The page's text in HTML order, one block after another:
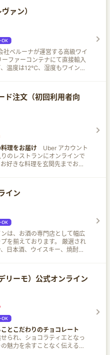
ざまなおせちをご用意しました！
ァン）
社ベルーナが運営する高級ワイ
、温度は12℃、湿度もワインの
インをお客様に提供いたしま
ド注文（初回利用者向
理をお届け Uber アカウント
のレストランにオンラインで
好きな料理を玄関先までお届
イン
は、お酒の専門店として幅広
を揃えております。 厳選され
日本酒、ウイスキー、焼酎、
・ 豊富な品揃えと専門知識に
ビスです。 世界中から厳選さ
や、日本全国の蔵元直送の日
いウイスキーなどを提供して
品の特徴を詳細に解説するほ
めの合わせ方も紹介。 初めて
心して選べるよう、わかりや
切な価格設定にもこだわって
リーモ）公式オンライン
とこだわりのチョコレート
られ、ショコラティエとなっ
魅力を余すことなく伝えるべ